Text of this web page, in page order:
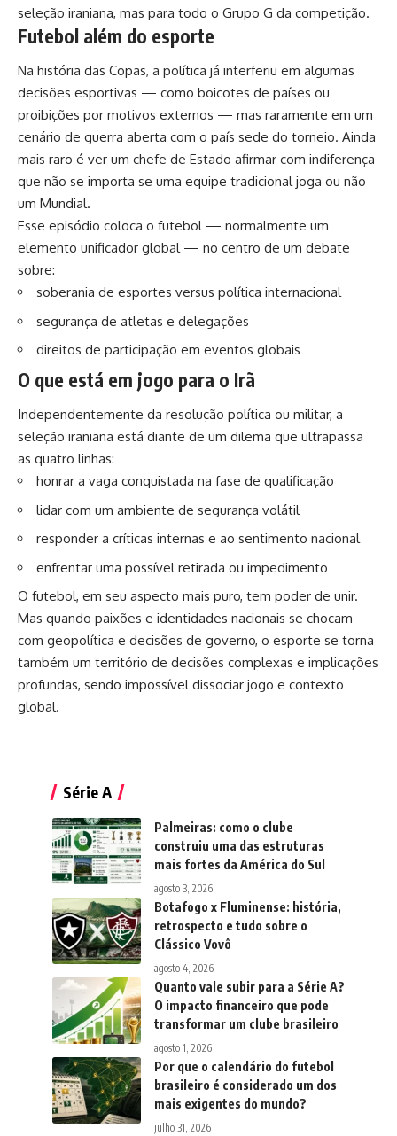
seleção iraniana, mas para todo o Grupo G da competição.
Futebol além do esporte
Na história das Copas, a política já interferiu em algumas
decisões esportivas — como boicotes de países ou
proibições por motivos externos — mas raramente em um
cenário de guerra aberta com o país sede do torneio. Ainda
mais raro é ver um chefe de Estado afirmar com indiferença
que não se importa se uma equipe tradicional joga ou não
um Mundial.
Esse episódio coloca o futebol — normalmente um
elemento unificador global — no centro de um debate
sobre:
soberania de esportes versus política internacional
segurança de atletas e delegações
direitos de participação em eventos globais
O que está em jogo para o Irã
Independentemente da resolução política ou militar, a
seleção iraniana está diante de um dilema que ultrapassa
as quatro linhas:
honrar a vaga conquistada na fase de qualificação
lidar com um ambiente de segurança volátil
responder a críticas internas e ao sentimento nacional
enfrentar uma possível retirada ou impedimento
O futebol, em seu aspecto mais puro, tem poder de unir.
Mas quando paixões e identidades nacionais se chocam
com geopolítica e decisões de governo, o esporte se torna
também um território de decisões complexas e implicações
profundas, sendo impossível dissociar jogo e contexto
global.
Série A
Palmeiras: como o clube
construiu uma das estruturas
mais fortes da América do Sul
agosto 3, 2026
Botafogo x Fluminense: história,
retrospecto e tudo sobre o
Clássico Vovô
agosto 4, 2026
Quanto vale subir para a Série A?
O impacto financeiro que pode
transformar um clube brasileiro
agosto 1, 2026
Por que o calendário do futebol
brasileiro é considerado um dos
mais exigentes do mundo?
julho 31, 2026